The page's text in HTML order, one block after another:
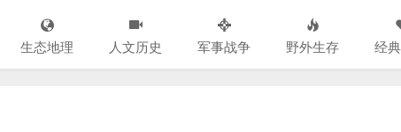
生态地理 人文历史 军事战争 野外生存 经